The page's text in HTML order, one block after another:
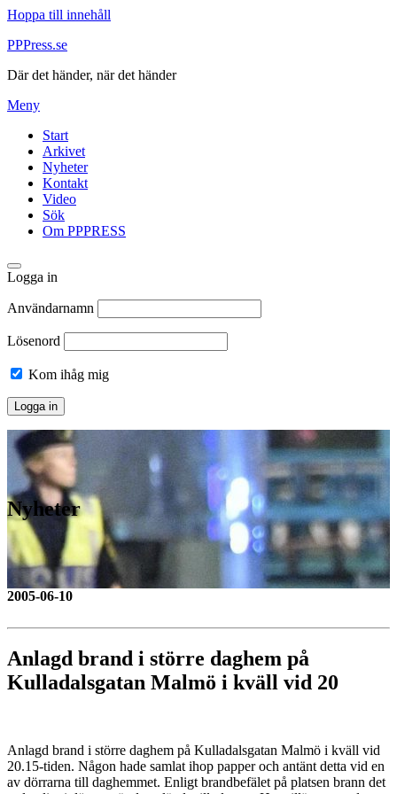
Hoppa till innehåll
PPPress.se
Där det händer, när det händer
Meny
Start
Arkivet
Nyheter
Kontakt
Video
Sök
Om PPPRESS
Logga in
Användarnamn
Lösenord
Kom ihåg mig
Nyheter
2005-06-10
Anlagd brand i större daghem på
Kulladalsgatan Malmö i kväll vid 20
Anlagd brand i större daghem på Kulladalsgatan Malmö i kväll vid
20.15-tiden. Någon hade samlat ihop papper och antänt detta vid en
av dörrarna till daghemmet. Enligt brandbefälet på platsen brann det